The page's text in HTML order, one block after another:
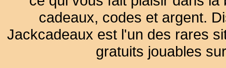
cadeaux, codes et argent.
Jackcadeaux est l'un des rares
gratuits jouables